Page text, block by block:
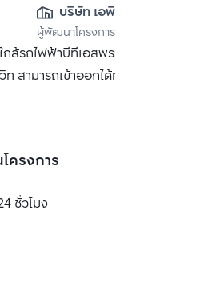
บริษัท เอพี (ไทย
แลนด์)
จำกัด(มหาชน)
ผู้พัฒนาโครงการ
รถไฟฟ้าบีทีเอสพระโขนง เพียง
สามารถเข้าออกได้ทั้งถนน
ครงการ
ชั่วโมง